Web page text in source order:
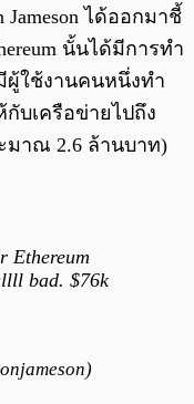
ได้ออกมาชี้
นั้นได้มีการทำ
ผู้ใช้งานคนหนึ่งทำ
บเครือข่ายไปถึง
มาณ 2.6 ล้านบาท)
Ethereum
bad. $76k